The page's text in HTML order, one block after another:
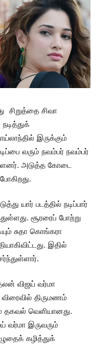
சிறுத்தை சிவா
இருக்கும்
வரும் நவம்பர் நவம்பர்
அடுத்த கோடை
யார் படத்தில் நடிப்பார்
சூரரைப் போற்று
சுதா கொங்கரா
இதில்
விஜய் வர்மா
விரைவில் திருமணம்
வெளியானது.
வர்மா இருவரும்
கழித்துக்